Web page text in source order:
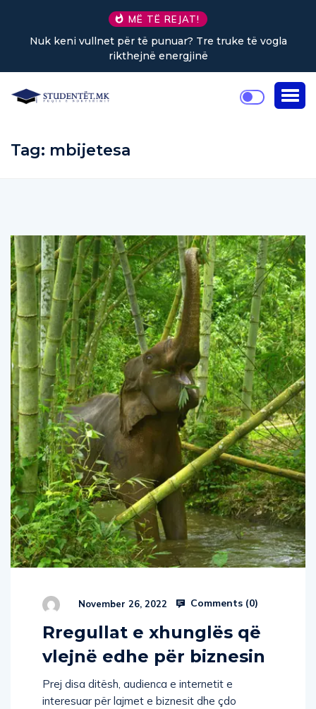
MË TË REJAT!
Nuk keni vullnet për të punuar? Tre truke të vogla
rikthejnë energjinë
Tag: mbijetesa
November 26, 2022 Comments (0)
Rregullat e xhunglës që
vlejnë edhe për biznesin
Prej disa ditësh, audienca e internetit e
interesuar për lajmet e biznesit dhe çdo